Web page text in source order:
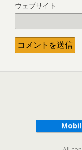
ウェブサイト